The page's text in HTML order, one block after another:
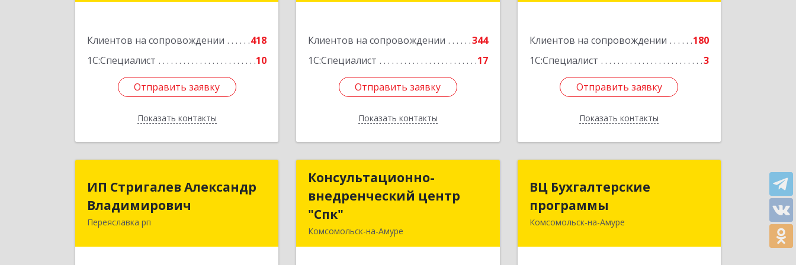
Клиентов на сопровождении
418
1С:Специалист
10
Отправить заявку
Показать контакты
Отправить заявку
Назад
Клиентов на сопровождении
344
1С:Специалист
17
Отправить заявку
Показать контакты
оф.202
Отправить заявку
Назад
Клиентов на сопровождении
180
1С:Специалист
3
Отправить заявку
Показать контакты
Подробнее
Отправить заявку
Назад
ИП Стригалев Александр
Владимирович
Переяславка рп
Владимирович
682910, Хабаровский край, Имени
Консультационно-
внедренческий центр
"Спк"
Комсомольск-на-Амуре
Консультационно-
внедренческий центр
ВЦ Бухгалтерские
программы
Комсомольск-на-Амуре
программы
681000, Хабаровский край,